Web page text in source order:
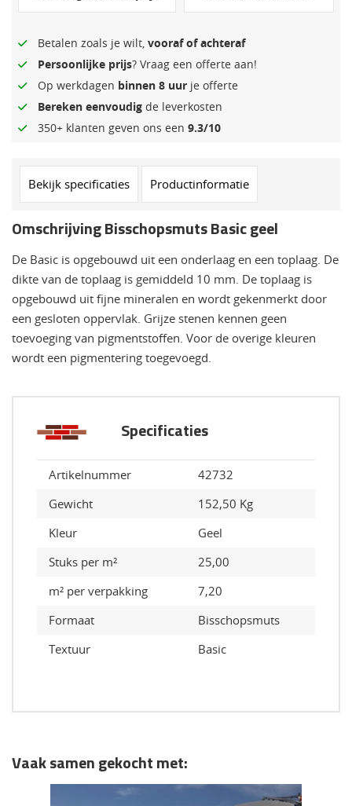
Betalen zoals je wilt, vooraf of achteraf
Persoonlijke prijs? Vraag een offerte aan!
Op werkdagen binnen 8 uur je offerte
Bereken eenvoudig de leverkosten
350+ klanten geven ons een 9.3/10
Bekijk specificaties Productinformatie
Omschrijving Bisschopsmuts Basic geel
De Basic is opgebouwd uit een onderlaag en een toplaag. De
dikte van de toplaag is gemiddeld 10 mm. De toplaag is
opgebouwd uit fijne mineralen en wordt gekenmerkt door
een gesloten oppervlak. Grijze stenen kennen geen
toevoeging van pigmentstoffen. Voor de overige kleuren
wordt een pigmentering toegevoegd.
Specificaties
Artikelnummer
42732
Gewicht
152,50 Kg
Kleur
Geel
Stuks per m²
25,00
m² per verpakking
7,20
Formaat
Bisschopsmuts
Textuur
Basic
Vaak samen gekocht met: